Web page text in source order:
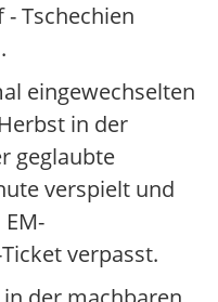
Tschechien
eingewechselten
in der
geglaubte
verspielt und
verpasst.